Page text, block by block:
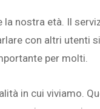
la nostra età. Il
con altri utenti
per molti.
in cui viviamo.